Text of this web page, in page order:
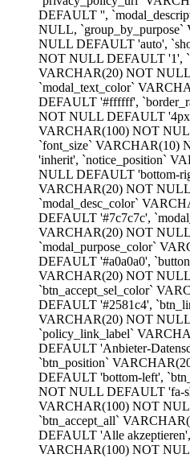
DEFAULT '',
NULL,
NULL DEFAULT 'auto',
NOT NULL DEFAULT '1',
VARCHAR(20) NOT
`modal_text_color`
DEFAULT '#ffffff',
NOT NULL DEFAULT
VARCHAR(100) NOT
`font_size` VARCHAR(10)
'inherit', `notice_position`
NULL DEFAULT 'bottom-
VARCHAR(20) NOT
`modal_desc_color`
DEFAULT '#7c7c7c',
VARCHAR(20) NOT
`modal_purpose_color`
DEFAULT '#a0a0a0',
VARCHAR(20) NOT
`btn_accept_sel_color`
DEFAULT '#2581c4',
VARCHAR(20) NOT
`policy_link_label`
DEFAULT 'Anbieter-
`btn_position`
DEFAULT 'bottom-left',
NOT NULL DEFAULT 'fa-
VARCHAR(100) NOT
`btn_accept_all`
DEFAULT 'Alle
VARCHAR(100) NOT